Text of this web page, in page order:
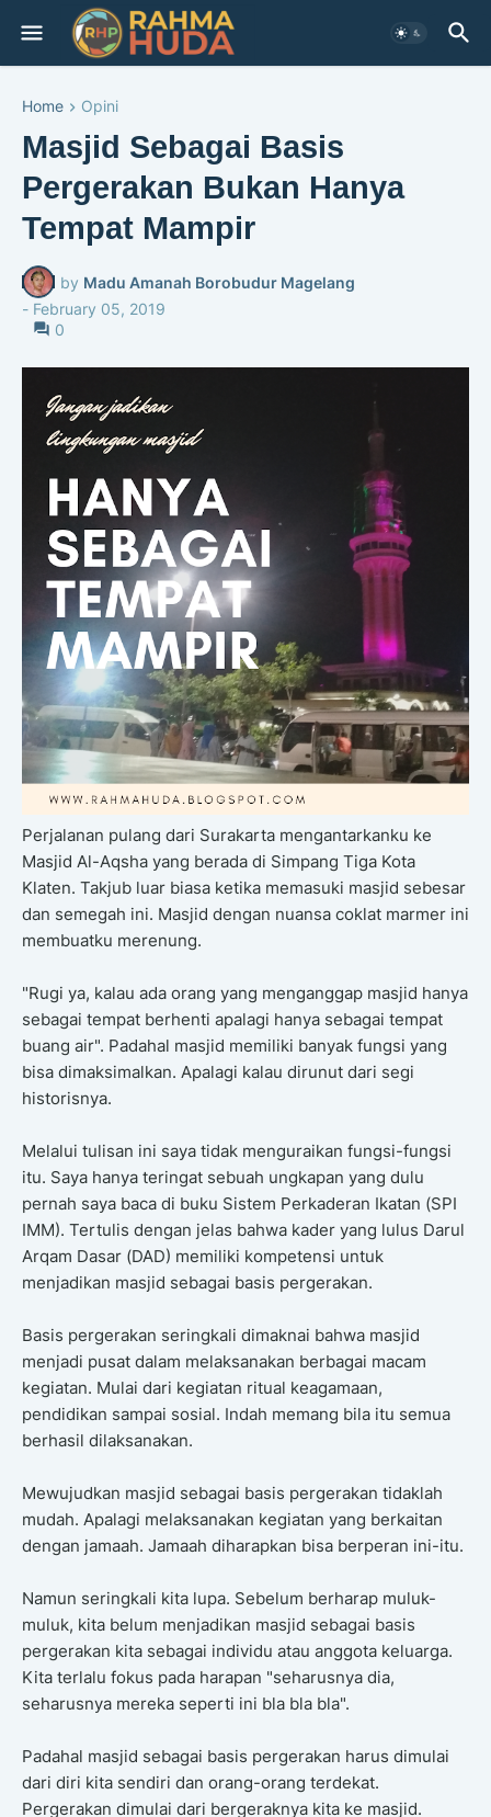
Home Opini
Masjid Sebagai Basis
Pergerakan Bukan Hanya
Tempat Mampir
by Madu Amanah Borobudur Magelang
- February 05, 2019
0
Perjalanan pulang dari Surakarta mengantarkanku ke
Masjid Al-Aqsha yang berada di Simpang Tiga Kota
Klaten. Takjub luar biasa ketika memasuki masjid sebesar
dan semegah ini. Masjid dengan nuansa coklat marmer ini
membuatku merenung.
"Rugi ya, kalau ada orang yang menganggap masjid hanya
sebagai tempat berhenti apalagi hanya sebagai tempat
buang air". Padahal masjid memiliki banyak fungsi yang
bisa dimaksimalkan. Apalagi kalau dirunut dari segi
historisnya.
Melalui tulisan ini saya tidak menguraikan fungsi-fungsi
itu. Saya hanya teringat sebuah ungkapan yang dulu
pernah saya baca di buku Sistem Perkaderan Ikatan (SPI
IMM). Tertulis dengan jelas bahwa kader yang lulus Darul
Arqam Dasar (DAD) memiliki kompetensi untuk
menjadikan masjid sebagai basis pergerakan.
Basis pergerakan seringkali dimaknai bahwa masjid
menjadi pusat dalam melaksanakan berbagai macam
kegiatan. Mulai dari kegiatan ritual keagamaan,
pendidikan sampai sosial. Indah memang bila itu semua
berhasil dilaksanakan.
Mewujudkan masjid sebagai basis pergerakan tidaklah
mudah. Apalagi melaksanakan kegiatan yang berkaitan
dengan jamaah. Jamaah diharapkan bisa berperan ini-itu.
Namun seringkali kita lupa. Sebelum berharap muluk-
muluk, kita belum menjadikan masjid sebagai basis
pergerakan kita sebagai individu atau anggota keluarga.
Kita terlalu fokus pada harapan "seharusnya dia,
seharusnya mereka seperti ini bla bla bla".
Padahal masjid sebagai basis pergerakan harus dimulai
dari diri kita sendiri dan orang-orang terdekat.
Pergerakan dimulai dari bergeraknya kita ke masjid.